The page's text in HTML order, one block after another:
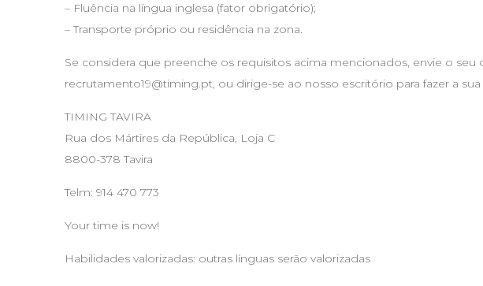
– Fluência na língua inglesa (fator obrigatório);
– Transporte próprio ou residência na zona.
Se considera que preenche os requisitos acima mencionados, envie o seu
recrutamento19@timing.pt, ou dirige-se ao nosso escritório para fazer a
TIMING TAVIRA
Rua dos Mártires da República, Loja C
8800-378 Tavira
Telm: 914 470 773
Your time is now!
Habilidades valorizadas: outras línguas serão valorizadas